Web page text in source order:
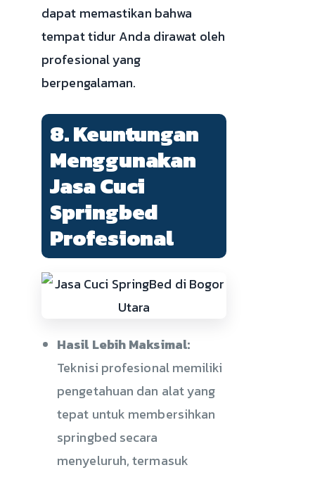
dapat memastikan bahwa
tempat tidur Anda dirawat oleh
profesional yang
berpengalaman.
8. Keuntungan
Menggunakan
Jasa Cuci
Springbed
Profesional
Hasil Lebih Maksimal:
Teknisi profesional memiliki
pengetahuan dan alat yang
tepat untuk membersihkan
springbed secara
menyeluruh, termasuk